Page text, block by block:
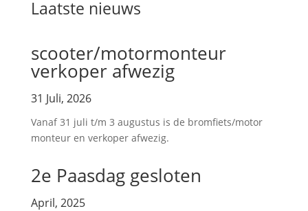
Laatste nieuws
scooter/motormonteur
verkoper afwezig
31 Juli, 2026
Vanaf 31 juli t/m 3 augustus is de bromfiets/motor
monteur en verkoper afwezig.
2e Paasdag gesloten
April, 2025